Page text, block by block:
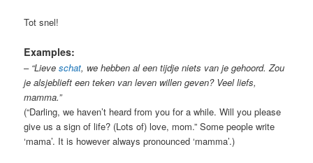
Tot snel!
Examples:
– “Lieveschat, we hebben al een tijdje niets van je gehoord. Zou
je alsjeblieft een teken van leven willen geven? Veel liefs,
mamma.”
(“Darling, we haven’t heard from you for a while. Will you please
give us a sign of life? (Lots of) love, mom.” Some people write
‘mama’. It is however always pronounced ‘mamma’.)